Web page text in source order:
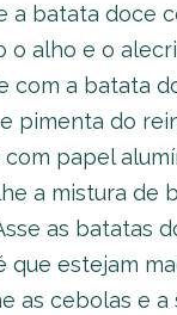
a batata doce
o alho e o
com a batata
pimenta do
papel
a mistura de
as batatas
que estejam
as cebolas e a